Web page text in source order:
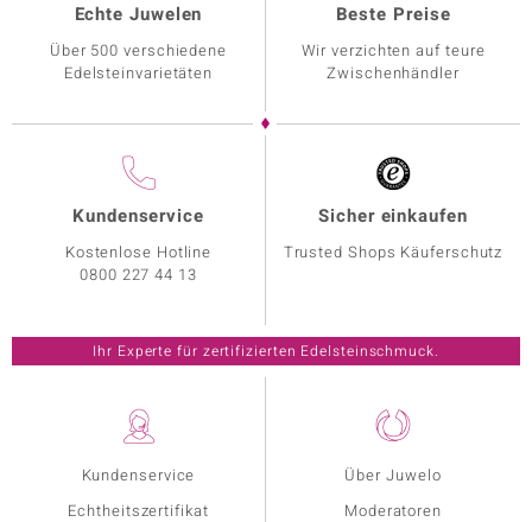
Kundenservice
Echtheitszertifikat
Über Juwelo
Moderatoren
Echte Juwelen
Über 500 verschiedene
Edelsteinvarietäten
Beste Preise
Wir verzichten auf teure
Zwischenhändler
Kundenservice
Kostenlose Hotline
0800 227 44 13
Sicher einkaufen
Trusted Shops Käuferschutz
Ihr Experte für zertifizierten Edelsteinschmuck.